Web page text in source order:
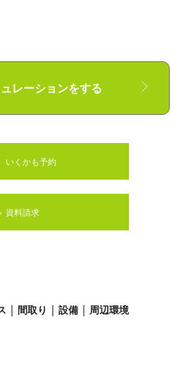
レーションをする
■金利
いくかも予約
資料請求
間取り 設備 周辺環境